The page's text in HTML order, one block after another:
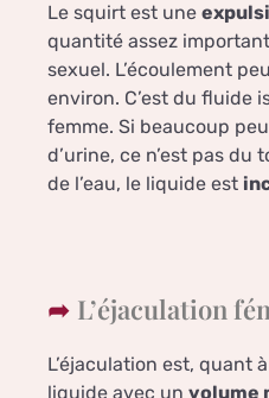
Le squirt est une
quantité assez
sexuel. L’écoulement
environ. C’est du fluide
femme. Si beaucoup
d’urine, ce n’est pas du
de l’eau, le liquide est
L’éjaculation
L’éjaculation est, quant
liquide avec un volume